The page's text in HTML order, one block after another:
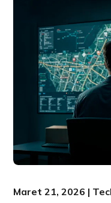
Maret 21, 2026 |